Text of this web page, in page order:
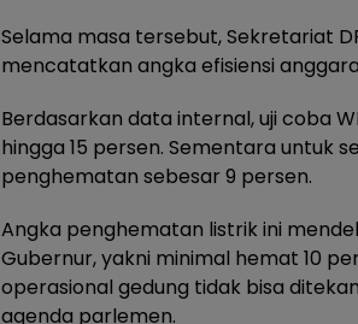
Selama masa tersebut, Sekretariat
mencatatkan angka efisiensi
Berdasarkan data internal, uji coba
hingga 15 persen. Sementara untuk
penghematan sebesar 9 persen.
Angka penghematan listrik ini
Gubernur, yakni minimal hemat 10
operasional gedung tidak bisa
agenda parlemen.